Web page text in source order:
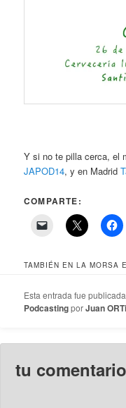
Y si no te pilla cerca, el
JAPOD14, y en Madrid
COMPARTE:
TAMBIÉN EN LA MORSA
Esta entrada fue
PodcastingporJuan
tu comentario